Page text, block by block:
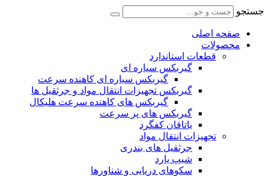
جستجو
صفحه اصلی
محصولات
قطعات استاندارد
گيربكس سياره ای
گيربكس سياره ای كاهنده سرعت
گيربكس تجهيزات انتقال مواد و جرثقيل ها
گيربكس های كاهنده سرعت هليكال
گيربكس های پر سرعت
ياتاقان كفگرد
تجهیزات انتقال مواد
جرثقیل های بندری
شیپ یارد
سکوهای دریایی و شناورها